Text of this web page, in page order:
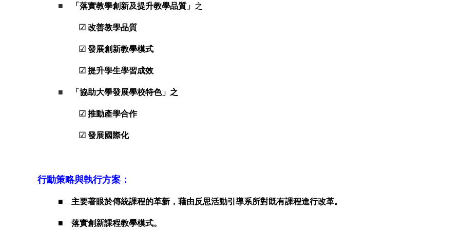
■ 「 落實教學創新及提升教學品質 」 之
☑ 改善教學品質
☑ 發展創新教學模式
☑ 提升學生學習成效
■ 「協助大學發展學校特色」之
☑ 推動產學合作
☑ 發展國際化
行動策略與執行方案：
■ 主要著眼於傳統課程的革新，藉由反思活動引導系所對既有課程進行改革。
■ 落實創新課程教學模式。